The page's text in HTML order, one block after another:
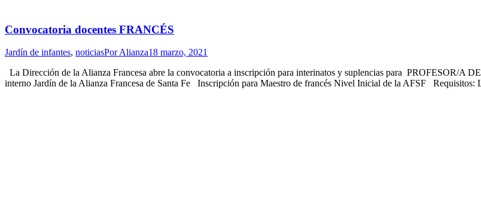
Convocatoria docentes FRANCÉS
Jardín de infantes, noticiasPorAlianza18 marzo, 2021
La Dirección de la Alianza Francesa abre la convocatoria a inscripción para interinatos y suplencias para PROFESOR/
interno Jardín de la Alianza Francesa de Santa Fe Inscripción para Maestro de francés Nivel Inicial de la AFSF